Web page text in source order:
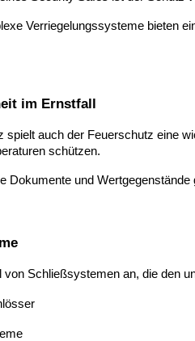
Verriegelungssysteme bieten
im Ernstfall
spielt auch der Feuerschutz eine
schützen.
Dokumente und
Schließsystemen an, die den